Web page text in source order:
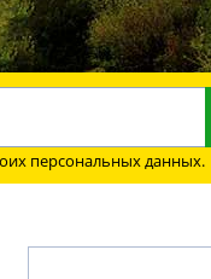
персональных данных.